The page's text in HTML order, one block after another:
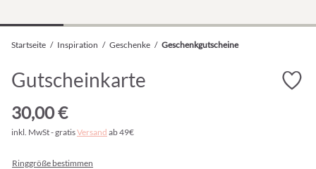
Startseite / Inspiration / Geschenke / Geschenkgutscheine
Gutscheinkarte
30,00 €
inkl. MwSt - gratisVersand ab 49€
Ringgröße bestimmen